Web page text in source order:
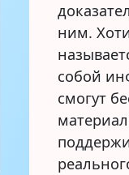
ним.
собой
смогут